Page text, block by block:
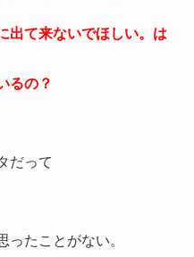
出て来ないでほしい。は
るの？
だって
ったことがない。